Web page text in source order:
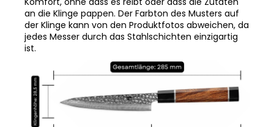
an die Klinge pappen. Der Farbton des Musters auf
der Klinge kann von den Produktfotos abweichen, da
jedes Messer durch das Stahlschichten einzigartig
ist.